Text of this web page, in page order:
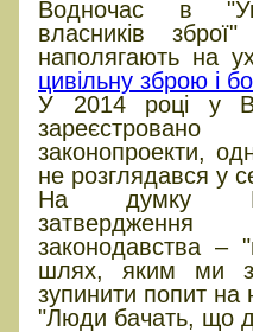
Водночас в
власників
наполягають на
цивільну зброю і
У 2014 році у
законопроекти,
не розглядався у
На думку
законодавства –
шлях, яким ми
зупинити попит на
"Люди бачать, що